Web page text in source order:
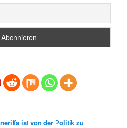
ist von der Politik zu